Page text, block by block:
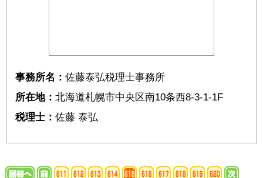
事務所名： 佐藤泰弘税理士事務所
所在地： 北海道札幌市中央区南10条西8-3-1-1F
税理士： 佐藤 泰弘